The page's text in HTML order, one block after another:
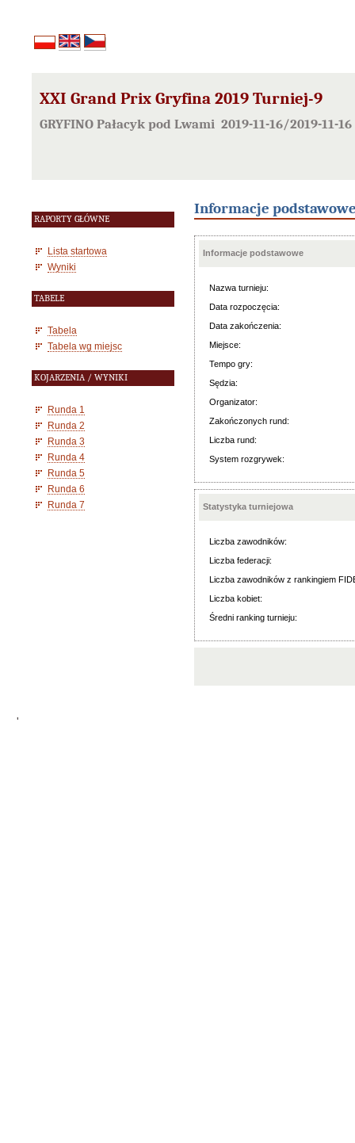
XXI Grand Prix Gryfina 2019 Turniej-9
GRYFINO Pałacyk pod Lwami 2019-11-16/2019-11-16
RAPORTY GŁÓWNE
Lista startowa
Wyniki
TABELE
Tabela
Tabela wg miejsc
KOJARZENIA / WYNIKI
Runda 1
Runda 2
Runda 3
Runda 4
Runda 5
Runda 6
Runda 7
Informacje
Informacje podstawowe
Nazwa turnieju:
Data rozpoczęcia:
Data zakończenia:
Miejsce:
Tempo gry:
Sędzia:
Organizator:
Zakończonych rund:
Liczba rund:
System rozgrywek:
Statystyka turniejowa
Liczba zawodników:
Liczba federacji:
Liczba zawodników z rankingiem
Liczba kobiet:
Średni ranking turnieju:
'